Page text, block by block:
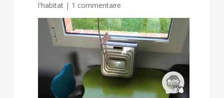
l'habitat| 1 commentaire